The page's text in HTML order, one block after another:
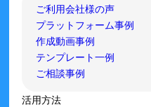
ご利用会社様の声
プラットフォーム事例
作成動画事例
テンプレート一例
ご相談事例
活用方法